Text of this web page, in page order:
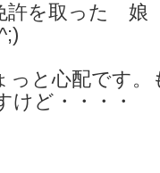
許を取った
っと心配です
けど・・・・